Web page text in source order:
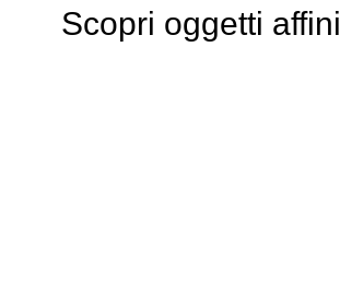
Scopri oggetti affini